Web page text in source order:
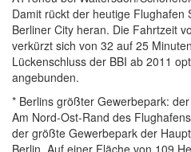
Damit rückt der heutige Flughafen
Berliner City heran. Die Fahrtzeit
verkürzt sich von 32 auf 25
Lückenschluss der BBI ab 2011
angebunden.
* Berlins größter Gewerbepark:
Am Nord-Ost-Rand des
der größte Gewerbepark der
Berlin. Auf einer Fläche von 109